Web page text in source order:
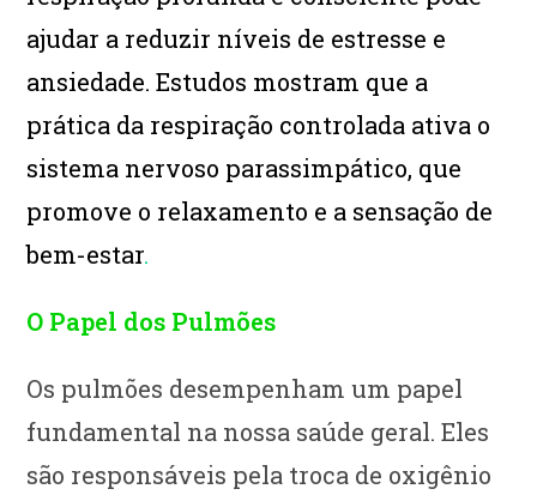
ajudar a reduzir níveis de estresse e
ansiedade. Estudos mostram que a
prática da respiração controlada ativa o
sistema nervoso parassimpático, que
promove o relaxamento e a sensação de
bem-estar.
O Papel dos Pulmões
Os pulmões desempenham um papel
fundamental na nossa saúde geral. Eles
são responsáveis pela troca de oxigênio